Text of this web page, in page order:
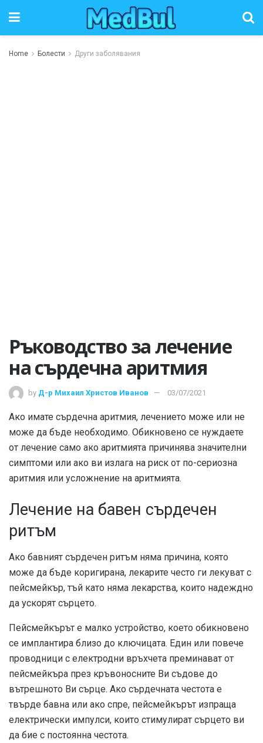
Home Болести Други заболявания
Ръководство за лечение
на сърдечна аритмия
by Д-р Михаил Христов Иванов 03/07/2021
Ако имате сърдечна аритмия, лечението може или не
може да бъде необходимо. Обикновено се нуждаете
от лечение само ако аритмията причинява значителни
симптоми или ако ви излага на риск от по-сериозна
аритмия или усложнение на аритмията.
Лечение на бавен сърдечен
ритъм
Ако бавният сърдечен ритъм няма причина, която
може да бъде коригирана, лекарите често ги лекуват с
пейсмейкър, тъй като няма лекарства, които надеждно
да ускорят сърцето.
Пейсмейкърът е малко устройство, което обикновено
се имплантира близо до ключицата. Един или повече
проводници с електродни връхчета преминават от
пейсмейкъра през кръвоносните Ви съдове до
вътрешното Ви сърце. Ако сърдечната честота е
твърде бавна или ако спре, пейсмейкърът изпраща
електрически импулси, които стимулират сърцето ви
да бие с постоянна честота.